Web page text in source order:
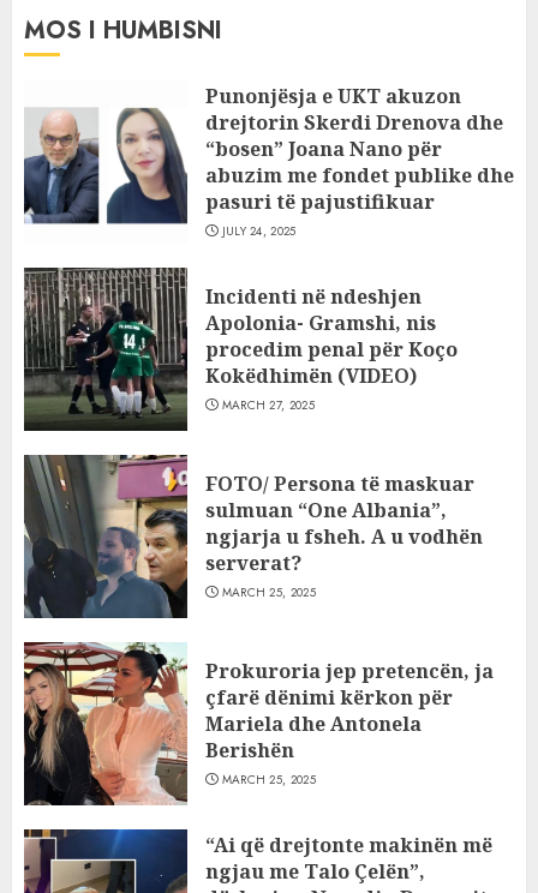
MOS I HUMBISNI
Punonjësja e UKT akuzon
drejtorin Skerdi Drenova dhe
“bosen” Joana Nano për
abuzim me fondet publike dhe
pasuri të pajustifikuar
JULY 24, 2025
Incidenti në ndeshjen
Apolonia- Gramshi, nis
procedim penal për Koço
Kokëdhimën (VIDEO)
MARCH 27, 2025
FOTO/ Persona të maskuar
sulmuan “One Albania”,
ngjarja u fsheh. A u vodhën
serverat?
MARCH 25, 2025
Prokuroria jep pretencën, ja
çfarë dënimi kërkon për
Mariela dhe Antonela
Berishën
MARCH 25, 2025
“Ai që drejtonte makinën më
ngjau me Talo Çelën”,